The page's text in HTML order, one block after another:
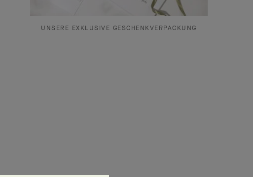
UNSERE EXKLUSIVE GESCHENKVERPACKUNG